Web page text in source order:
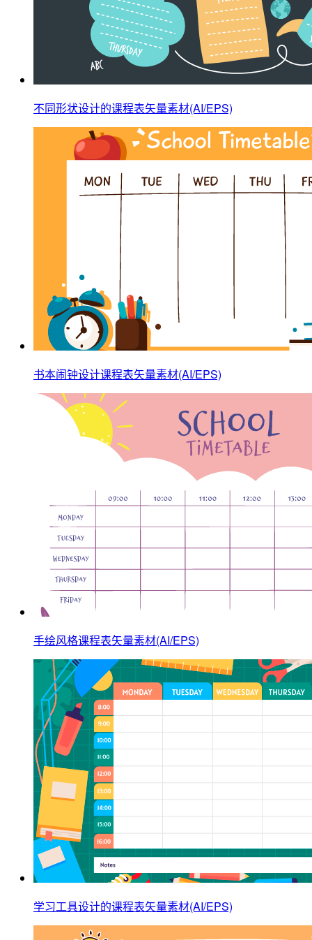
不同形状设计的课程表矢量素材(AI/EPS)
书本闹钟设计课程表矢量素材(AI/EPS)
手绘风格课程表矢量素材(AI/EPS)
学习工具设计的课程表矢量素材(AI/EPS)